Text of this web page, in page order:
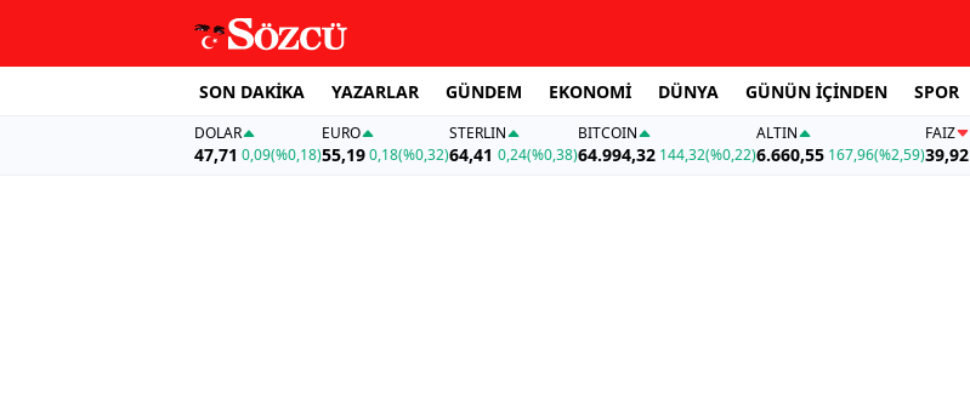
SON DAKİKA YAZARLAR GÜNDEM EKONOMİ DÜNYA GÜNÜN İÇİNDEN SPOR
DOLAR
47,71 0,09(%0,18)
EURO
55,19 0,18(%0,32)
STERLIN
64,41 0,24(%0,38)
BITCOIN
64.994,32 144,32(%0,22)
ALTIN
6.660,55 167,96(%2,59)
FAİZ
39,92